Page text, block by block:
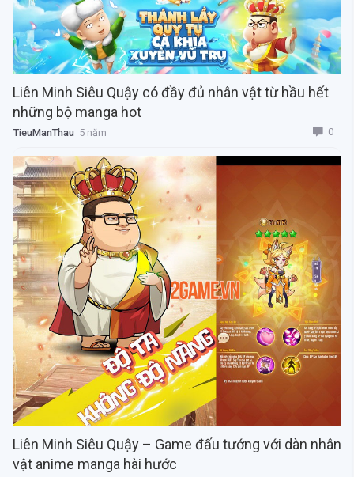
Liên Minh Siêu Quậy có đầy đủ nhân vật từ hầu hết
những bộ manga hot
TieuManThau 5 năm 0
Liên Minh Siêu Quậy – Game đấu tướng với dàn nhân
vật anime manga hài hước